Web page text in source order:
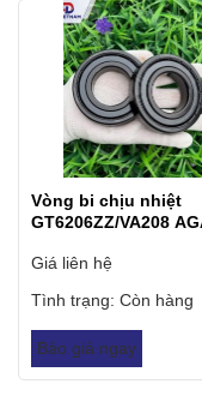
Vòng bi chịu nhiệt
GT6206ZZ/VA208
Giá liên hệ
Tình trạng: Còn hàng
Báo giá ngay